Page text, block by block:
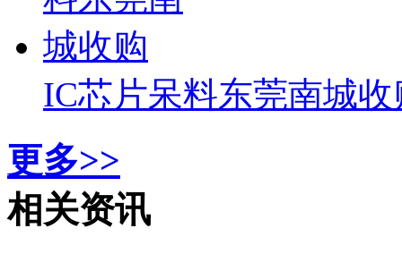
IC芯片呆料东莞南城收
更多>>
相关资讯